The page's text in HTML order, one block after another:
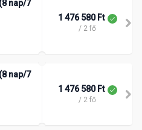
nap/7
1 476 580 Ft
/ 2 fő
nap/7
1 476 580 Ft
/ 2 fő